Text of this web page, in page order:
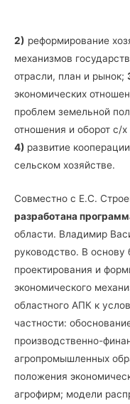
2) реформирование
механизмов
отрасли, план и рынок;
экономических
проблем земельной
отношения и оборот с/х
4) развитие
сельском хозяйстве.
Совместно с Е.С.
разработана
области. Владимир
руководство. В
проектирования и
экономического
областного АПК к
частности:
производственно-
агропромышленных
положения
агрофирм; модели